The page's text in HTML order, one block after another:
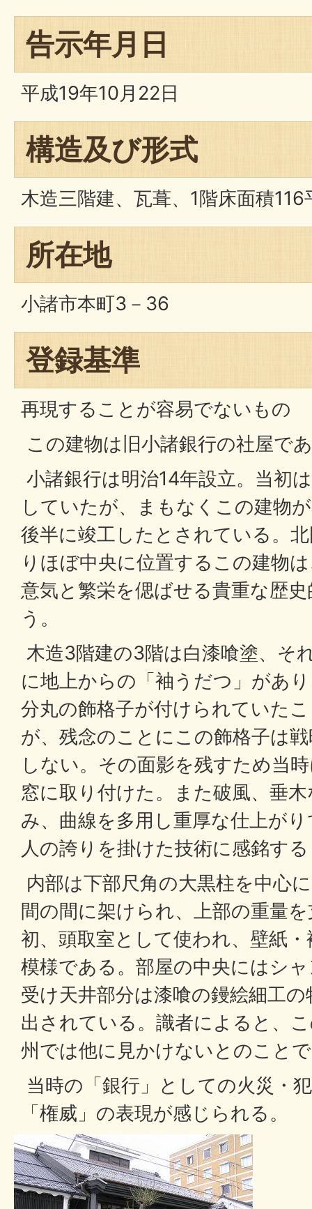
告示年月日
平成19年10月22日
構造及び形式
木造三階建、瓦葺、1階床面積116
所在地
小諸市本町3－36
登録基準
再現することが容易でないもの
この建物は旧小諸銀行の社屋で
小諸銀行は明治14年設立。当初
していたが、まもなくこの建物
後半に竣工したとされている。
りほぼ中央に位置するこの建物
意気と繁栄を偲ばせる貴重な歴
う。
木造3階建の3階は白漆喰塗、そ
に地上からの「袖うだつ」があ
分丸の飾格子が付けられていた
が、残念のことにこの飾格子は
しない。その面影を残すため当
窓に取り付けた。また破風、垂
み、曲線を多用し重厚な仕上が
人の誇りを掛けた技術に感銘す
内部は下部尺角の大黒柱を中心
間の間に架けられ、上部の重量
初、頭取室として使われ、壁紙
模様である。部屋の中央にはシ
受け天井部分は漆喰の鏝絵細工
出されている。識者によると、
州では他に見かけないとのこと
当時の「銀行」としての火災・
「権威」の表現が感じられる。